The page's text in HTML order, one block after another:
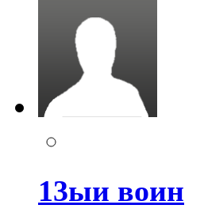
13ыи воин